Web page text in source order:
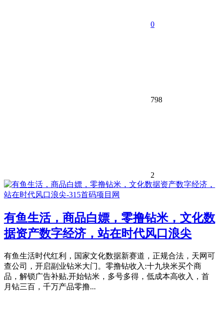
0
798
2
有鱼生活，商品白嫖，零撸钻米，文化数
据资产数字经济，站在时代风口浪尖
有鱼生活时代红利，国家文化数据新赛道，正规合法，天网可
查公司，开启副业钻米大门。零撸钻收入:十九块米买个商
品，解锁广告补贴,开始钻米，多号多得，低成本高收入，首
月钻三百，千万产品零撸...